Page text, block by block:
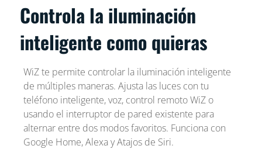
Controla la iluminación
inteligente como quieras
WiZ te permite controlar la iluminación inteligente
de múltiples maneras. Ajusta las luces con tu
teléfono inteligente, voz, control remoto WiZ o
usando el interruptor de pared existente para
alternar entre dos modos favoritos. Funciona con
Google Home, Alexa y Atajos de Siri.